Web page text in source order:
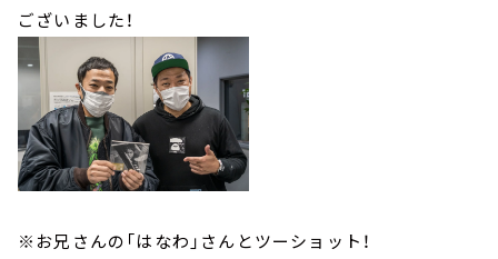
ございました！
※お兄さんの「はなわ」さんとツーショット！